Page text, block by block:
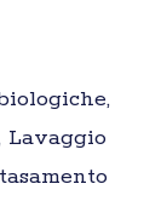
Lavaggio